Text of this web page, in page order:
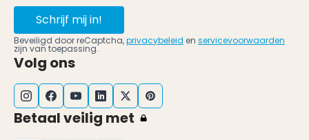
Schrijf mij in!
Beveiligd door reCaptcha,privacybeleid en servicevoorwaarden
zijn van toepassing.
Volg ons
Betaal veilig met